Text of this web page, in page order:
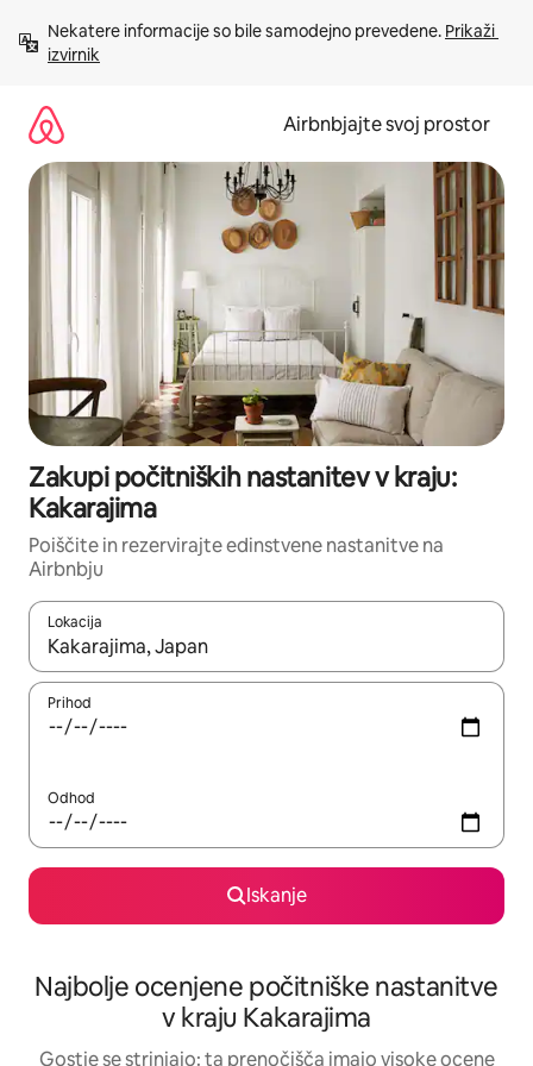
vsebino
Nekatere informacije so bile samodejno prevedene. Prikaži
izvirnik
Airbnbjajte svoj prostor
Zakupi počitniških nastanitev v kraju:
Kakarajima
Poiščite in rezervirajte edinstvene nastanitve na
Airbnbju
Lokacija
Ko so rezultati na voljo, krmarite s puščičnima tipkama gor in
Prihod
Odhod
Iskanje
Najbolje ocenjene počitniške nastanitve
v kraju Kakarajima
Gostje se strinjajo: ta prenočišča imajo visoke ocene